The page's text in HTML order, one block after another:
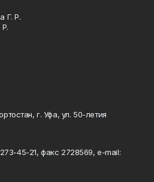
Г. Р.
г. Уфа, ул. 50-летия
45-21, факс 2728569, e-mail: